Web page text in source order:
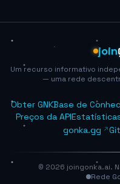
join
Um recurso informativo
— uma rede
Obter GNKBase de
Preços da API
gonka.gg
© 2026 joingonka.ai.
Rede